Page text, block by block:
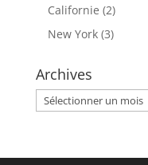
Californie (2)
New York(3)
Archives
Archives